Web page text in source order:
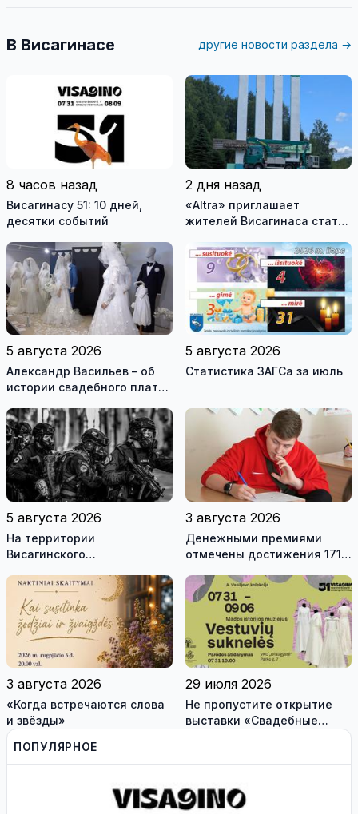
В Висагинасе другие новости раздела →
8 часов назад
Висагинасу 51: 10 дней,
десятки событий
2 дня назад
«Altra» приглашает
жителей Висагинаса стать
обновлённой стелы
5 августа 2026
Александр Васильев – об
истории свадебного платья
истории моды (видео)
5 августа 2026
Статистика ЗАГСа за июль
5 августа 2026
На территории
Висагинского
международные
антитеррористические
учения «Baltic Shadow»
3 августа 2026
Денежными премиями
отмечены достижения 171
трех педагогов
3 августа 2026
«Когда встречаются слова
и звёзды»
29 июля 2026
Не пропустите открытие
выставки «Свадебные
платья» и лекцию историка
Васильева!
ПОПУЛЯРНОЕ